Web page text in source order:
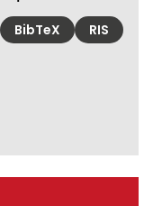
BibTeX RIS